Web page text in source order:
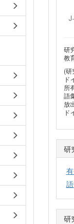
研
教
(研
ド
所
語
放
ド
研
研